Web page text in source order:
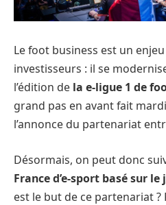
Le foot business est un
investisseurs : il se
l’édition de la e-ligue 1 de
grand pas en avant fait
l’annonce du partenariat
Désormais, on peut donc
France d’e-sport basé sur le
est le but de ce partenariat